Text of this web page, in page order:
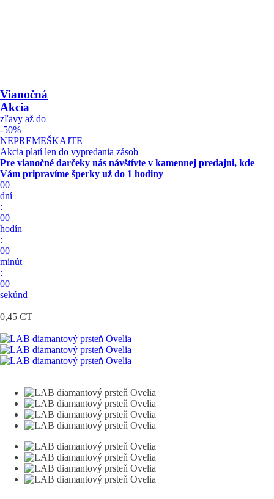
Vianočná
Akcia
zľavy až do
-50%
NEPREMEŠKAJTE
Akcia platí len do vypredania zásob
Pre vianočné darčeky nás návštívte v kamennej predajni, kde
Vám pripravíme šperky už do 1 hodiny
00
dní
:
00
hodín
:
00
minút
:
00
sekúnd
0,45 CT